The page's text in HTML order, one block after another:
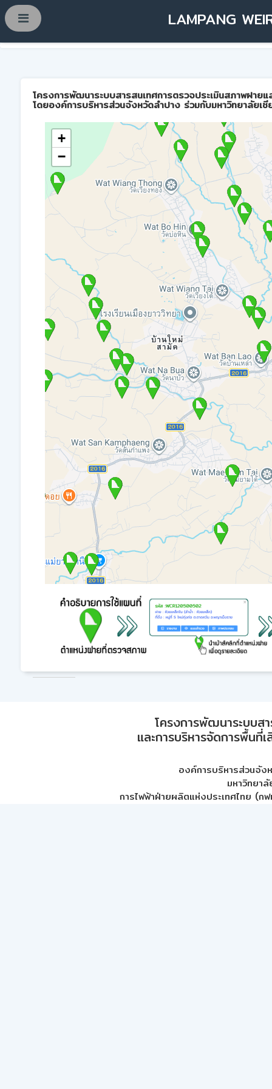
LAMPANG
โครงการพัฒนาระบบสารสนเทศการตรวจประเมินสภาพฝาย
โดยองค์การบริหารส่วนจังหวัดลำปาง ร่วมกับมหาวิทยาลัยเชี
+
−
โครงการพัฒนาระบบส
และการบริหารจัดการพื้นที่
องค์การบริหารส่วนจัง
มหาวิทยา
การไฟฟ้าฝ่ายผลิตแห่งประเทศไทย (กฟ